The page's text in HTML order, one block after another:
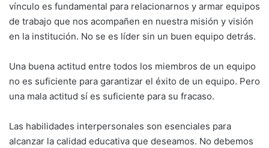
vínculo es fundamental para relacionarnos y armar equipos
de trabajo que nos acompañen en nuestra misión y visión
en la institución. No se es líder sin un buen equipo detrás.
Una buena actitud entre todos los miembros de un equipo
no es suficiente para garantizar el éxito de un equipo. Pero
una mala actitud sí es suficiente para su fracaso.
Las habilidades interpersonales son esenciales para
alcanzar la calidad educativa que deseamos. No debemos